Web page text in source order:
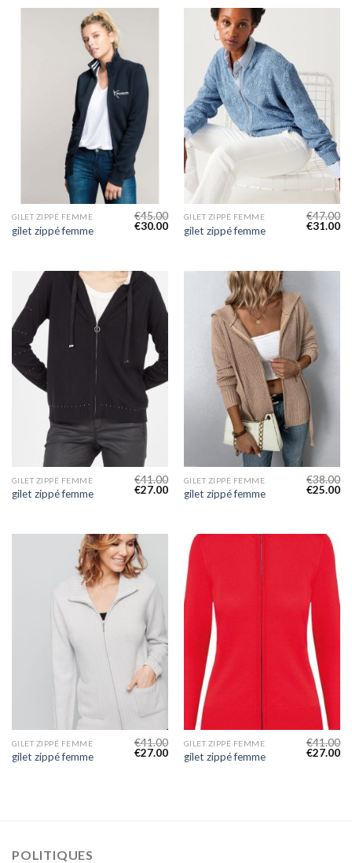
GILET ZIPPÉ FEMME
gilet zippé femme
€45.00
€30.00
GILET ZIPPÉ FEMME
gilet zippé femme
€47.00
€31.00
GILET ZIPPÉ FEMME
gilet zippé femme
€41.00
€27.00
GILET ZIPPÉ FEMME
gilet zippé femme
€38.00
€25.00
GILET ZIPPÉ FEMME
gilet zippé femme
€41.00
€27.00
GILET ZIPPÉ FEMME
gilet zippé femme
€41.00
€27.00
POLITIQUES